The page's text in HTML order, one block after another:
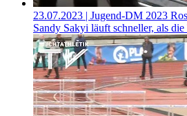
23.07.2023 | Jugend-DM 2023
Sandy Sakyi läuft schneller, als